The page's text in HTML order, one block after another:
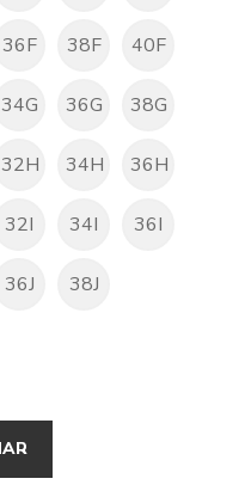
36F 38F 40F
34G 36G 38G
32H 34H 36H
32I 34I 36I
36J 38J